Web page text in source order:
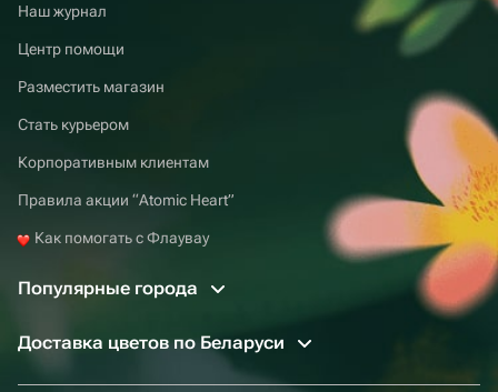
Наш журнал
Центр помощи
Разместить магазин
Стать курьером
Корпоративным клиентам
Правила акции “Atomic Heart”
Как помогать с Флаувау
Популярные города
Доставка цветов по Беларуси